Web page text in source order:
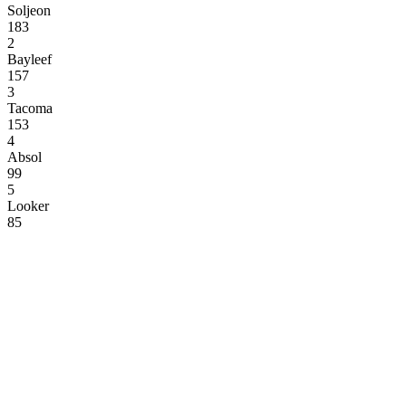
Soljeon
183
2
Bayleef
157
3
Tacoma
153
4
Absol
99
5
Looker
85